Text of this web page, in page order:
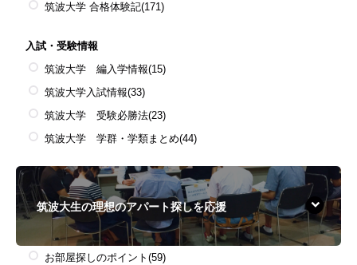
筑波大学 合格体験記(171)
入試・受験情報
筑波大学 編入学情報(15)
筑波大学入試情報(33)
筑波大学 受験必勝法(23)
筑波大学 学群・学類まとめ(44)
筑波大生の理想のアパート探しを応援
お部屋探しのポイント (59)